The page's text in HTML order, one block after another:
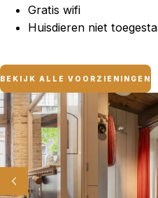
Gratis wifi
Huisdieren niet
BEKIJK ALLE VOORZIENINGEN